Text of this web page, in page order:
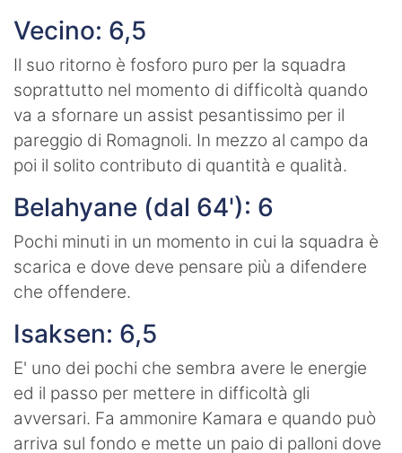
Vecino: 6,5
Il suo ritorno è fosforo puro per la squadra
soprattutto nel momento di difficoltà quando
va a sfornare un assist pesantissimo per il
pareggio di Romagnoli. In mezzo al campo da
poi il solito contributo di quantità e qualità.
Belahyane (dal 64'): 6
Pochi minuti in un momento in cui la squadra è
scarica e dove deve pensare più a difendere
che offendere.
Isaksen: 6,5
E' uno dei pochi che sembra avere le energie
ed il passo per mettere in difficoltà gli
avversari. Fa ammonire Kamara e quando può
arriva sul fondo e mette un paio di palloni dove